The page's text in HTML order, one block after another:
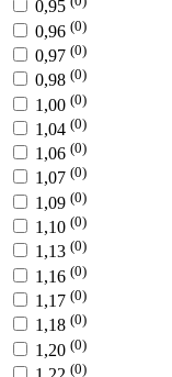
0,95
0,96 (0)
0,97 (0)
0,98 (0)
1,00 (0)
1,04 (0)
1,06 (0)
1,07 (0)
1,09 (0)
1,10 (0)
1,13 (0)
1,16 (0)
1,17 (0)
1,18 (0)
1,20 (0)
(0)